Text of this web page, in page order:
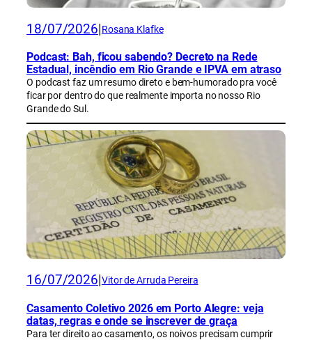
18/07/2026 Rosana Klafke
Podcast: Bah, ficou sabendo? Decreto na Rede
Estadual, incêndio em Rio Grande e IPVA em atraso
O podcast faz um resumo direto e bem-humorado pra você
ficar por dentro do que realmente importa no nosso Rio
Grande do Sul.
16/07/2026 Vitor de Arruda Pereira
Casamento Coletivo 2026 em Porto Alegre: veja
datas, regras e onde se inscrever de graça
Para ter direito ao casamento, os noivos precisam cumprir